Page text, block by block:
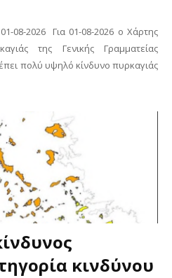
08-2026 Για 01-08-2026 ο Χάρτης
της Γενικής Γραμματείας
πολύ υψηλό κίνδυνο πυρκαγιάς
κινδύνου